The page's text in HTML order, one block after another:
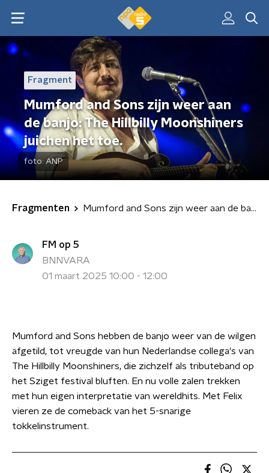
Fragment
Mumford and Sons zijn weer aan
de banjo: The Hillbilly Moonshiners
juichen het toe.
foto: ANP
Fragmenten Mumford and Sons zijn weer aan de banjo: The Hillbilly Moonshiners juichen het toe.
FM op 5
BNNVARA
01 maart 2025 10:00 - 12:00
Mumford and Sons hebben de banjo weer van de wilgen
afgetild, tot vreugde van hun Nederlandse collega's van
The Hillbilly Moonshiners, die zichzelf als tributeband op
het Sziget festival bluften. En nu volle zalen trekken
met hun eigen interpretatie van wereldhits. Met Felix
vieren ze de comeback van het 5-snarige
tokkelinstrument.